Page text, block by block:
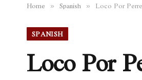
Home » Spanish » Loco Por
SPANISH
Loco Por